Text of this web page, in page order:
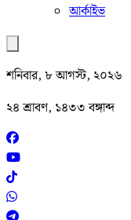
আর্কাইভ
শনিবার, ৮ আগস্ট, ২০২৬
২৪ শ্রাবণ, ১৪৩৩ বঙ্গাব্দ